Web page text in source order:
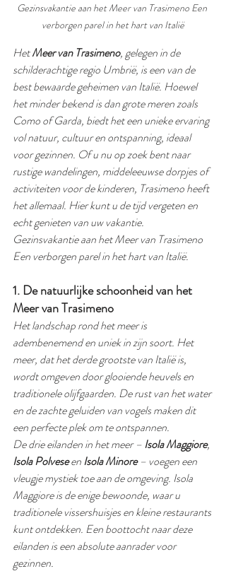
Gezinsvakantie aan het Meer van Trasimeno Een
verborgen parel in het hart van Italië
Het Meer van Trasimeno, gelegen in de
schilderachtige regio Umbrië, is een van de
best bewaarde geheimen van Italië. Hoewel
het minder bekend is dan grote meren zoals
Como of Garda, biedt het een unieke ervaring
vol natuur, cultuur en ontspanning, ideaal
voor gezinnen. Of u nu op zoek bent naar
rustige wandelingen, middeleeuwse dorpjes of
activiteiten voor de kinderen, Trasimeno heeft
het allemaal. Hier kunt u de tijd vergeten en
echt genieten van uw vakantie.
Gezinsvakantie aan het Meer van Trasimeno
Een verborgen parel in het hart van Italië.
1. De natuurlijke schoonheid van het
Meer van Trasimeno
Het landschap rond het meer is
adembenemend en uniek in zijn soort. Het
meer, dat het derde grootste van Italië is,
wordt omgeven door glooiende heuvels en
traditionele olijfgaarden. De rust van het water
en de zachte geluiden van vogels maken dit
een perfecte plek om te ontspannen.
De drie eilanden in het meer – Isola Maggiore,
Isola Polvese en Isola Minore – voegen een
vleugje mystiek toe aan de omgeving. Isola
Maggiore is de enige bewoonde, waar u
traditionele vissershuisjes en kleine restaurants
kunt ontdekken. Een boottocht naar deze
eilanden is een absolute aanrader voor
gezinnen.